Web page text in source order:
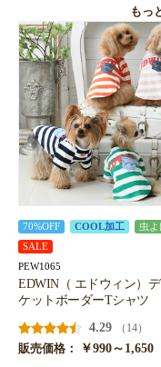
もっ
70%OFF COOL加工
虫よ
SALE
PEW1065
EDWIN（ エドウィン）
ケットボーダーTシャツ
4.29
（14）
販売価格：
￥990～1,650